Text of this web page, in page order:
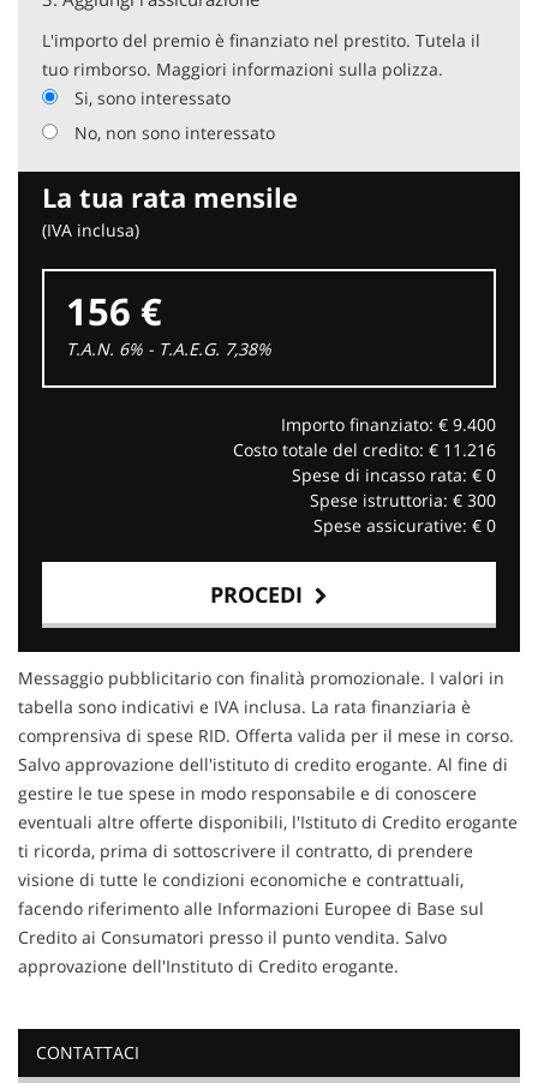
L'importo del premio è finanziato nel prestito. Tutela il
tuo rimborso. Maggiori informazioni sulla polizza.
Si, sono interessato
No, non sono interessato
La tua rata mensile
(IVA inclusa)
156 €
T.A.N. 6% - T.A.E.G. 7,38%
Importo finanziato: € 9.400
Costo totale del credito: € 11.216
Spese di incasso rata: € 0
Spese istruttoria: € 300
Spese assicurative: € 0
PROCEDI
Contattaci
Messaggio pubblicitario con finalità promozionale. I valori in
tabella sono indicativi e IVA inclusa. La rata finanziaria è
comprensiva di spese RID. Offerta valida per il mese in corso.
Salvo approvazione dell'istituto di credito erogante. Al fine di
gestire le tue spese in modo responsabile e di conoscere
eventuali altre offerte disponibili, l'Istituto di Credito erogante
ti ricorda, prima di sottoscrivere il contratto, di prendere
visione di tutte le condizioni economiche e contrattuali,
facendo riferimento alle Informazioni Europee di Base sul
Credito ai Consumatori presso il punto vendita. Salvo
approvazione dell'Instituto di Credito erogante.
CONTATTACI